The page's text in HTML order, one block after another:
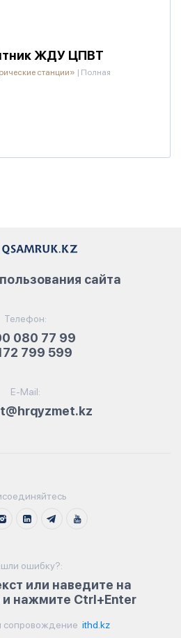
ЖДУ ЦПВТ
станции» | Полная
Телефон:
080 77 99
799 599
E-Mail:
сайта
ошибку?:
или наведите на
нажмите Ctrl+Enter
сопровождение ithd.kz